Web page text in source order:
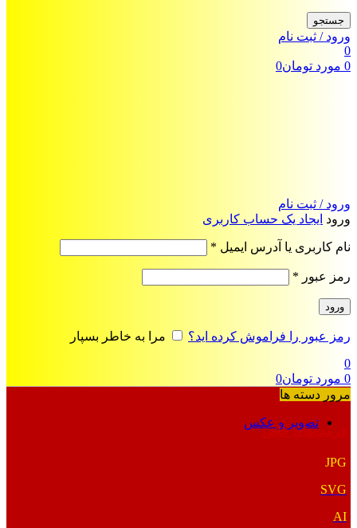
جستجو
ورود / ثبت نام
0
0 مورد تومان0
ورود / ثبت نام
ورود ایجاد یک حساب کاربری
نام کاربری یا آدرس ایمیل *
رمز عبور *
ورود
رمز عبور را فراموش کرده اید؟
مرا به خاطر بسپار
0
0 مورد تومان0
مرور دسته ها
تصویر و عکس
فرمت‌های خاص
JPG
SVG
AI